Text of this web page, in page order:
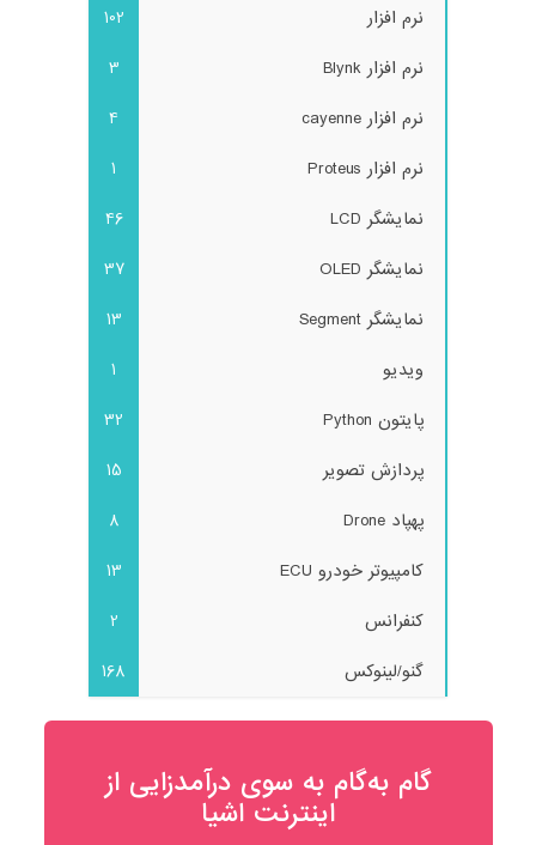
نرم افزار
102
نرم افزار Blynk
3
نرم افزار cayenne
4
نرم افزار Proteus
1
نمایشگر LCD
46
نمایشگر OLED
37
نمایشگر Segment
13
ویدیو
1
پایتون Python
32
پردازش تصویر
15
پهپاد Drone
8
کامپیوتر خودرو ECU
13
کنفرانس
2
گنو/لینوکس
168
گام به‌گام به‌ سوی درآمدزایی از
اینترنت اشیا